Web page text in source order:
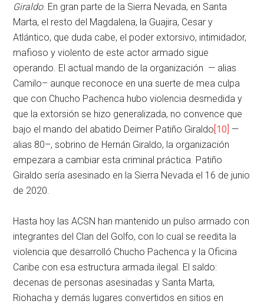
Giraldo. En gran parte de la Sierra Nevada, en Santa
Marta, el resto del Magdalena, la Guajira, Cesar y
Atlántico, que duda cabe, el poder extorsivo, intimidador,
mafioso y violento de este actor armado sigue
operando. El actual mando de la organización — alias
Camilo– aunque reconoce en una suerte de mea culpa
que con Chucho Pachenca hubo violencia desmedida y
que la extorsión se hizo generalizada, no convence que
bajo el mando del abatido Deimer Patiño Giraldo[10] —
alias 80–, sobrino de Hernán Giraldo, la organización
empezara a cambiar esta criminal práctica. Patiño
Giraldo sería asesinado en la Sierra Nevada el 16 de junio
de 2020.
Hasta hoy las ACSN han mantenido un pulso armado con
integrantes del Clan del Golfo, con lo cual se reedita la
violencia que desarrolló Chucho Pachenca y la Oficina
Caribe con esa estructura armada ilegal. El saldo:
decenas de personas asesinadas y Santa Marta,
Riohacha y demás lugares convertidos en sitios en